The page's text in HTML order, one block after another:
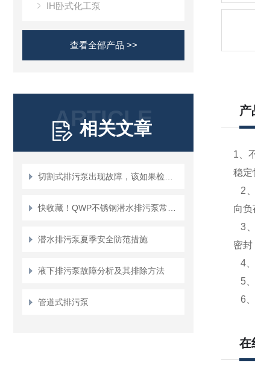
IH卧式化工泵
查看全部产品 >>
ARTICLE
相关文章
潜水排污泵夏季安全防范措施
液下排污泵故障分析及其排除方法
管道式排污泵
产
1
稳定
2
向负
3
密封
4、
5
6
在